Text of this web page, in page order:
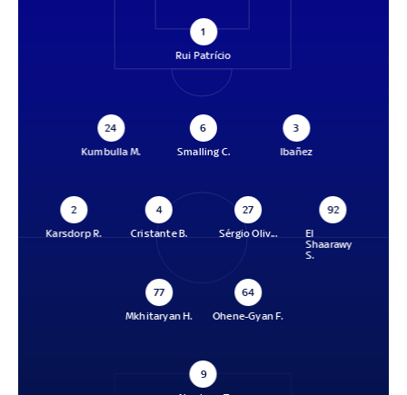
1
Rui Patrício
24
Kumbulla M.
6
Smalling C.
3
Ibañez
2
Karsdorp R.
4
Cristante B.
27
Sérgio Oliv...
92
El
Shaarawy
S.
64
Ohene-Gyan F.
77
Mkhitaryan H.
9